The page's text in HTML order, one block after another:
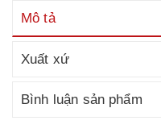
Mô tả
Xuất xứ
Bình luận sản phẩm